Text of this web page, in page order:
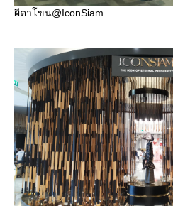
ผีตาโขน@IconSiam